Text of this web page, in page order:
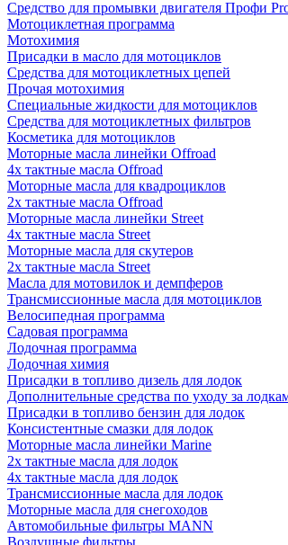
Средство для промывки двигателя Профи
Мотоциклетная программа
Мотохимия
Присадки в масло для мотоциклов
Средства для мотоциклетных цепей
Прочая мотохимия
Специальные жидкости для мотоциклов
Средства для мотоциклетных фильтров
Косметика для мотоциклов
Моторные масла линейки Offroad
4х тактные масла Offroad
Моторные масла для квадроциклов
2х тактные масла Offroad
Моторные масла линейки Street
4х тактные масла Street
Моторные масла для скутеров
2х тактные масла Street
Масла для мотовилок и демпферов
Трансмиссионные масла для мотоциклов
Велосипедная программа
Садовая программа
Лодочная программа
Лодочная химия
Присадки в топливо дизель для лодок
Дополнительные средства по уходу за
Присадки в топливо бензин для лодок
Консистентные смазки для лодок
Моторные масла линейки Marine
2х тактные масла для лодок
4х тактные масла для лодок
Трансмиссионные масла для лодок
Моторные масла для снегоходов
Автомобильные фильтры MANN
Воздушные фильтры